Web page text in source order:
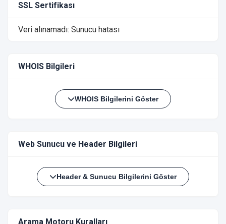
SSL Sertifikası
Veri alınamadı: Sunucu hatası
WHOIS Bilgileri
WHOIS Bilgilerini Göster
Web Sunucu ve Header Bilgileri
Header & Sunucu Bilgilerini Göster
Arama Motoru Kuralları